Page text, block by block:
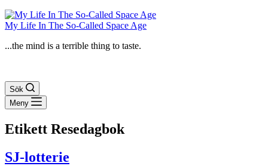
My Life In The So-Called Space Age
...the mind is a terrible thing to taste.
Sök
Meny
Etikett Resedagbok
SJ-lotterie